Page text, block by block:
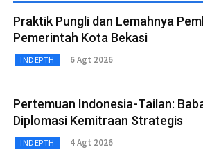
Praktik Pungli dan Lemahnya
Pemerintah Kota Bekasi
INDEPTH 6 Agt 2026
Pertemuan Indonesia-Tailan:
Diplomasi Kemitraan Strategis
INDEPTH 4 Agt 2026